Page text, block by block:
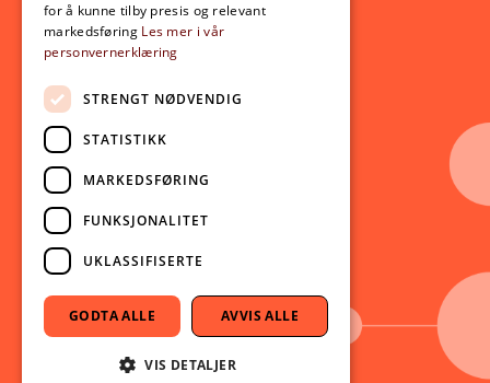
Aktuelt
Nyheter
Arrangementer
Nyhetsbrev
Ledige stillinger
Følg oss på sosiale medier:
Facebook
Instagram
Youtube
LinkedIn
TikTok
for å kunne tilby presis og relevant
markedsføring Les mer i vår
personvernerklæring
STRENGT NØDVENDIG
STATISTIKK
MARKEDSFØRING
FUNKSJONALITET
UKLASSIFISERTE
GODTA ALLE AVVIS ALLE
VIS DETALJER